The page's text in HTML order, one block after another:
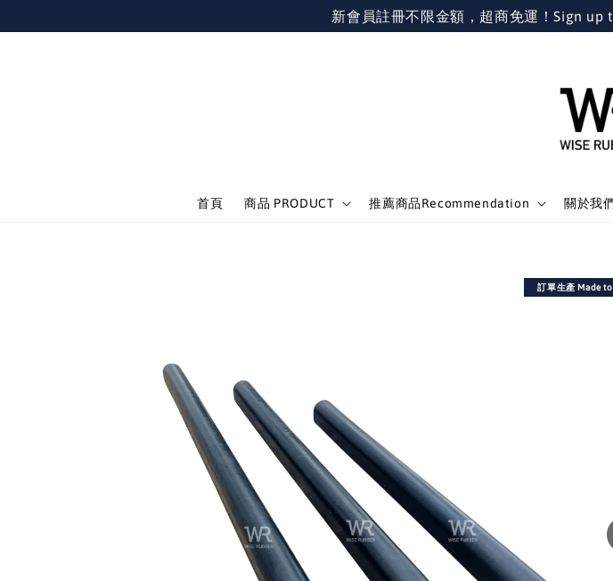
新會員註冊不限金額，超商免運！Sign
首頁 商品 PRODUCT 推薦商品Recommendation 關於我
訂單生產 Made